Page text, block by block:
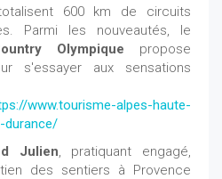
600 km de circuits
Parmi les nouveautés, le
Olympique propose
s'essayer aux sensations
www.tourisme-alpes-haute-
durance/
Julien , pratiquant engagé,
des sentiers à Provence